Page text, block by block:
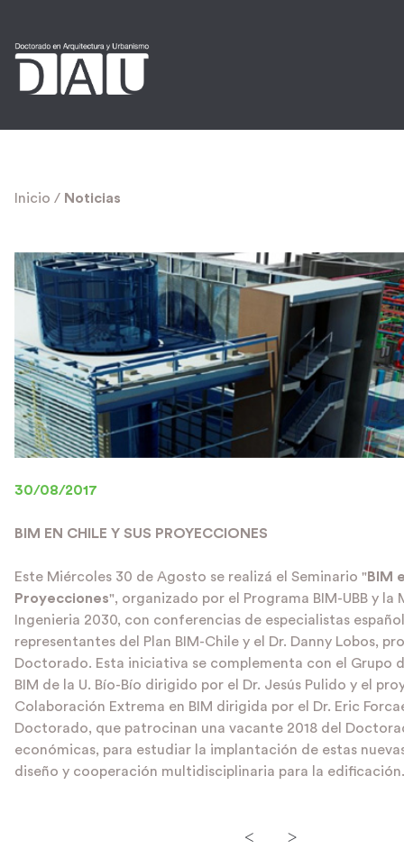
Inicio / Noticias
30/08/2017
BIM EN CHILE Y SUS PROYECCIONES
Este Miércoles 30 de Agosto se realizá el Seminario "BIM
Proyecciones", organizado por el Programa BIM-UBB y la
Ingenieria 2030, con conferencias de especialistas
representantes del Plan BIM-Chile y el Dr. Danny Lobos,
Doctorado. Esta iniciativa se complementa con el Grupo
BIM de la U. Bío-Bío dirigido por el Dr. Jesús Pulido y el
Colaboración Extrema en BIM dirigida por el Dr. Eric
Doctorado, que patrocinan una vacante 2018 del
económicas, para estudiar la implantación de estas
diseño y cooperación multidisciplinaria para la edificación.
< >